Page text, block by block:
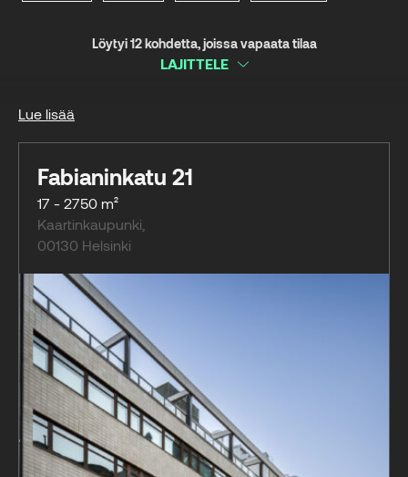
Löytyi 12 kohdetta, joissa vapaata tilaa
LAJITTELE
Lue lisää
Fabianinkatu 21
17 - 2750 m²
Kaartinkaupunki
00130 Helsinki